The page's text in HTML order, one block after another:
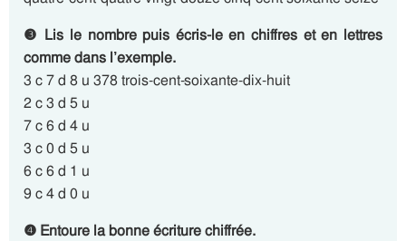
❸ Lis le nombre puis écris-le en chiffres et en lettres
comme dans l’exemple.
3 c 7 d 8 u 378 trois-cent-soixante-dix-huit
2 c 3 d 5 u
7 c 6 d 4 u
3 c 0 d 5 u
6 c 6 d 1 u
9 c 4 d 0 u
❹ Entoure la bonne écriture chiffrée.